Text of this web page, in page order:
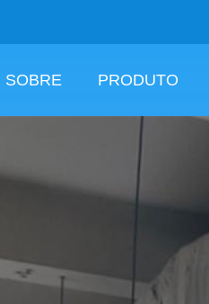
SOBRE PRODUTO